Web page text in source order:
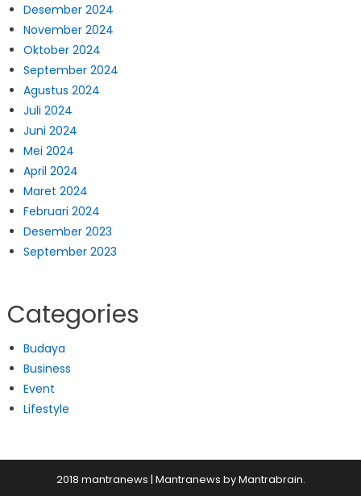
Desember 2024
November 2024
Oktober 2024
September 2024
Agustus 2024
Juli 2024
Juni 2024
Mei 2024
April 2024
Maret 2024
Februari 2024
Desember 2023
September 2023
Categories
Budaya
Business
Event
Lifestyle
2018 mantranews | Mantranews byMantrabrain.